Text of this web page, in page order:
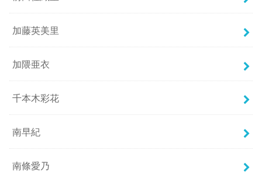
加藤英美里
加隈亜衣
千本木彩花
南早紀
南條愛乃